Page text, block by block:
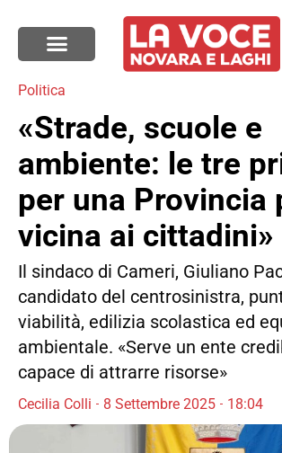
Politica
«Strade, scuole e
ambiente: le tre
per una Provincia
vicina ai cittadini»
Il sindaco di Cameri, Giuliano
candidato del centrosinistra,
viabilità, edilizia scolastica ed
ambientale. «Serve un ente
capace di attrarre risorse»
Cecilia Colli 8 Settembre 2025 18:04